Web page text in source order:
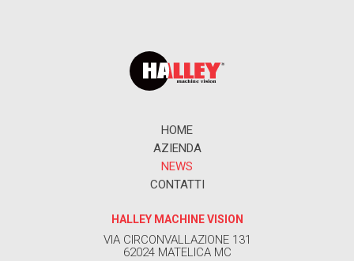
HOME
AZIENDA
NEWS
CONTATTI
HALLEY MACHINE VISION
VIA CIRCONVALLAZIONE 131
62024 MATELICA MC